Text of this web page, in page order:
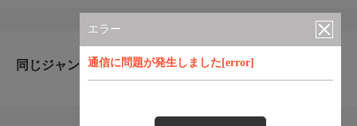
エラー
通信に問題が発生しました[error]
同じジャンルのおすすめ番組